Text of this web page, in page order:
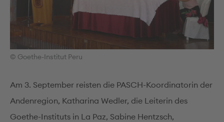
© Goethe-Institut Peru
Am 3. September reisten die PASCH-Koordinatorin der
Andenregion, Katharina Wedler, die Leiterin des
Goethe-Instituts in La Paz, Sabine Hentzsch,